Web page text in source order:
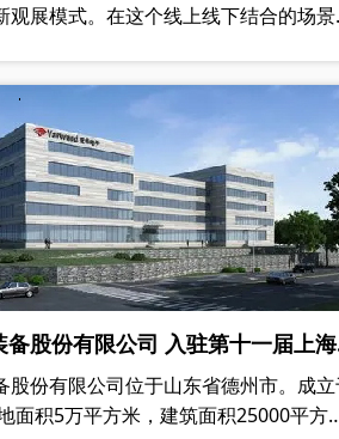
观展模式。在这个线上线下结合的场景
的产品手册、企业资质、产品解说视
甚至众多同行用户的产品体验评论，
估提供参考。平台的预约功能实现了
或预订会议席位，提升了观展效率。
和参观效果的双重保障。
备股份有限公司 入驻第十一届上海
多优质产品相继亮相！
股份有限公司位于山东省德州市。成
面积5万平方米，建筑面积25000平方